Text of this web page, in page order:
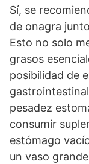
Sí, se
de onagra
Esto no solo
grasos
posibilidad de
pesadez
consumir
estómago
un vaso